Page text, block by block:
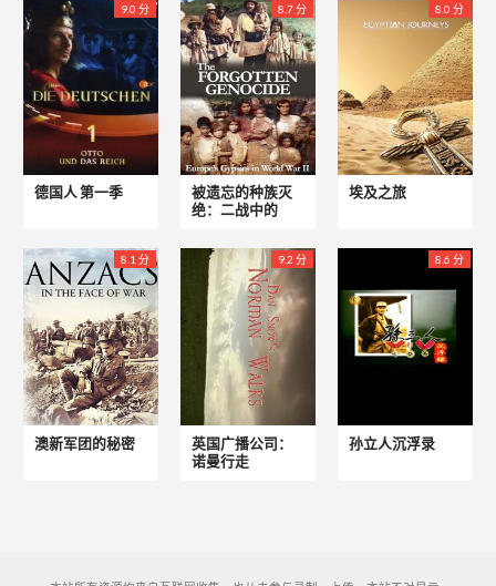
9.0 分
德国人 第一季
8.7 分
被遗忘的种族灭
绝：二战中的
8.0 分
埃及之旅
8.1 分
澳新军团的秘密
9.2 分
英国广播公司：
诺曼行走
8.6 分
孙立人沉浮录